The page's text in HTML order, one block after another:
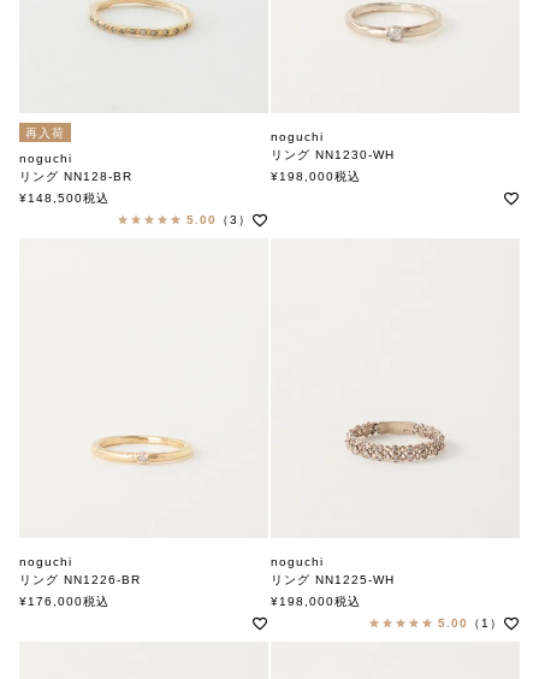
再入荷
noguchi
リング NN128-BR
ノグチ
¥148,500税込
5.00
（3）
noguchi
リング NN1230-WH
ノグチ
¥198,000税込
noguchi
リング NN1226-BR
ノグチ
¥176,000税込
noguchi
リング NN1225-WH
ノグチ
¥198,000税込
5.00
（1）